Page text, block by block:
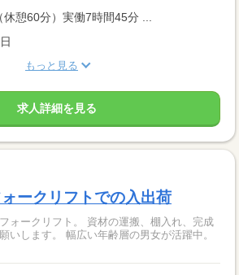
憩60分）実働7時間45分 ...
もっと見る
求人詳細を見る
ォークリフトでの入出荷
ォークリフト。 資材の運搬、棚入れ、完成
いします。 幅広い年齢層の男女が活躍中。